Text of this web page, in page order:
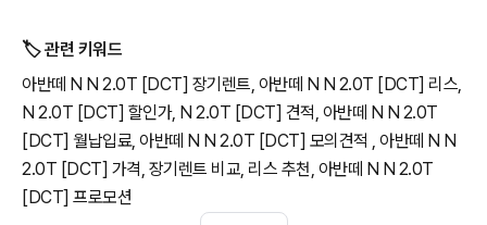
🏷️ 관련 키워드
아반떼 N N 2.0T [DCT] 장기렌트, 아반떼 N N 2.0T [DCT] 리스,
N 2.0T [DCT] 할인가, N 2.0T [DCT] 견적, 아반떼 N N 2.0T
[DCT] 월납입료, 아반떼 N N 2.0T [DCT] 모의견적 , 아반떼 N N
2.0T [DCT] 가격, 장기렌트 비교, 리스 추천, 아반떼 N N 2.0T
[DCT] 프로모션